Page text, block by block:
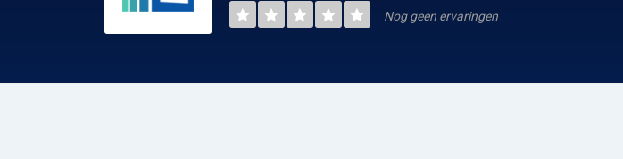
Nog geen ervaringen